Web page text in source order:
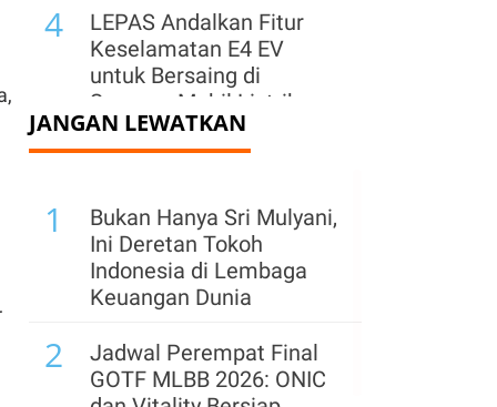
4
LEPAS Andalkan Fitur
Keselamatan E4 EV
untuk Bersaing di
Segmen Mobil Listrik
5
Mulai Pulih, Industri
pada Kuartal II-2026
Samudera (SMDR) Buka
Rute Pelayaran Baru
Hubungkan India dan
Kawasan Teluk
Survei BI: Kenaikan
JANGAN LEWATKAN
1
Bukan Hanya Sri Mulyani,
Ini Deretan Tokoh
Indonesia di Lembaga
Keuangan Dunia
2
Jadwal Perempat Final
GOTF MLBB 2026: ONIC